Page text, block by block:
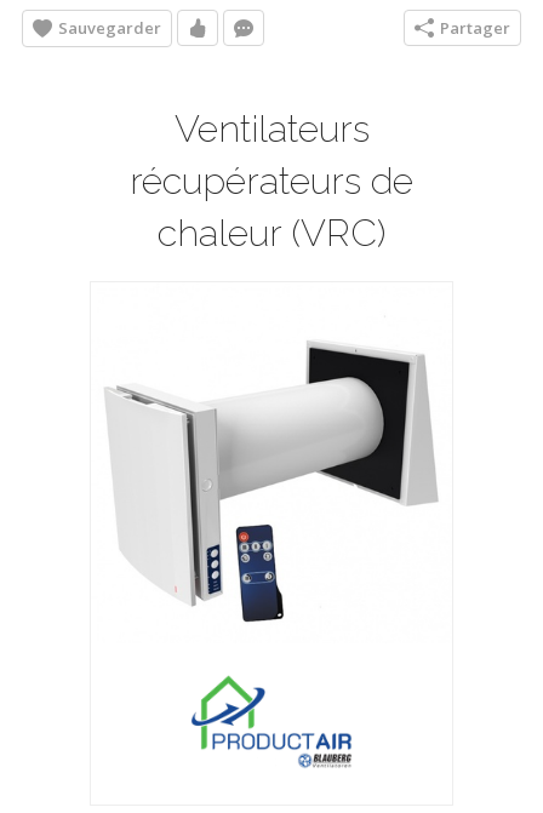
Sauvegarder Partager
Ventilateurs
récupérateurs de
chaleur (VRC)